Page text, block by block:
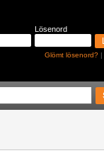
Lösenord
Glömt lösenord? |